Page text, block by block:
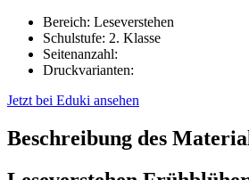
Bereich: Leseverstehen
Schulstufe: 2. Klasse
Seitenanzahl:
Druckvarianten:
Jetzt bei Eduki ansehen
Beschreibung des